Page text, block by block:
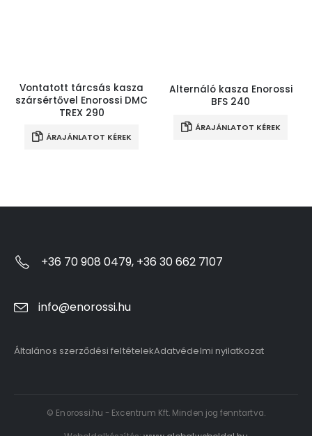
Vontatott tárcsás kasza
szársértővel Enorossi DMC
TREX 290
ÁRAJÁNLATOT KÉREK
Alternáló kasza Enorossi
BFS 240
ÁRAJÁNLATOT KÉREK
+36 70 908 0479, +36 30 662 7107
info@enorossi.hu
Általános szerződési feltételekAdatvédelmi nyilatkozat
© Enorossi.hu - Excentrum Kft. Minden jog fenntartva.